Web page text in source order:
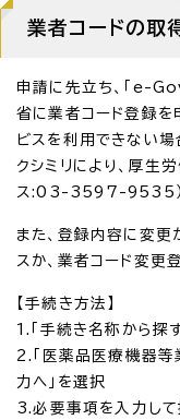
業者コードの取
申請に先立ち、「e-
省に業者コード登録
ビスを利用できない場
クシミリにより、厚生
ス:03-3597-9535）
また、登録内容に変
スか、業者コード変更
【手続き方法】
1.「手続き名称から探
2.「医薬品医療機器等
力へ」を選択
3.必要事項を入力して